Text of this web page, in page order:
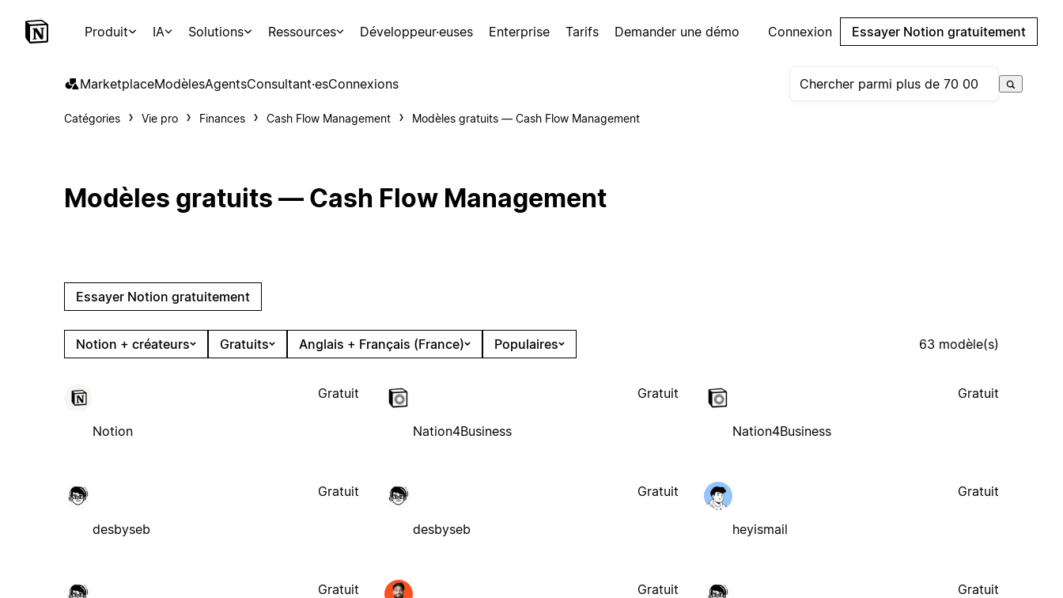
Produit IA Solutions Ressources Développeur·euses Enterprise Tarifs Demander une démo Connexion Essayer Notion gratuitement
MarketplaceModèlesAgentsConsultant·esConnexions
Catégories Vie pro Finances Cash Flow Management Modèles gratuits — Cash Flow Management
Modèles gratuits — Cash Flow Management
Essayer Notion gratuitement
Notion + créateurs Gratuits Anglais + Français (France) Populaires 63 modèle(s)
Notion
Gratuit
Nation4Business
Gratuit
Nation4Business
Gratuit
desbyseb
Gratuit
desbyseb
Gratuit
heyismail
Gratuit
Gratuit Gratuit Gratuit